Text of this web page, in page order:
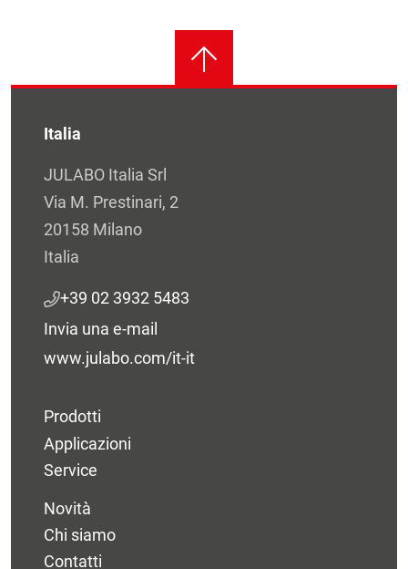
Italia
JULABO Italia Srl
Via M. Prestinari, 2
20158 Milano
Italia
+39 02 3932 5483
Invia una e-mail
www.julabo.com/it-it
Prodotti
Applicazioni
Service
Novità
Chi siamo
Contatti